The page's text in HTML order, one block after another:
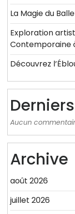
La Magie du
Exploration
Contemporaine
Découvrez
Aucun
Archive
août 2026
juillet 2026